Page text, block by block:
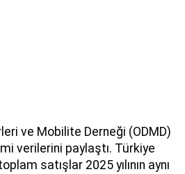
ve Mobilite Derneği (ODMD)
verilerini paylaştı. Türkiye
satışlar 2025 yılının aynı